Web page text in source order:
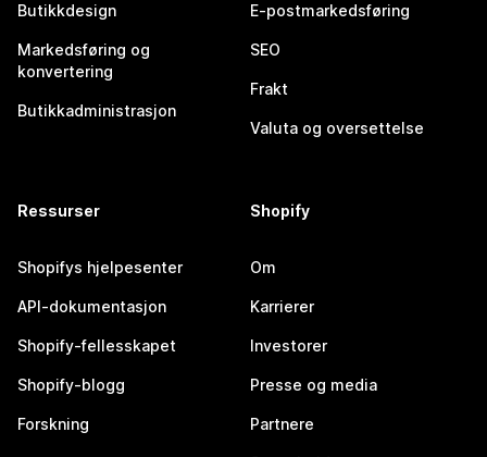
Butikkdesign
Markedsføring og
konvertering
Butikkadministrasjon
E-postmarkedsføring
SEO
Frakt
Valuta og oversettelse
Ressurser
Shopifys hjelpesenter
API-dokumentasjon
Shopify-fellesskapet
Shopify-blogg
Forskning
Shopify
Om
Karrierer
Investorer
Presse og media
Partnere